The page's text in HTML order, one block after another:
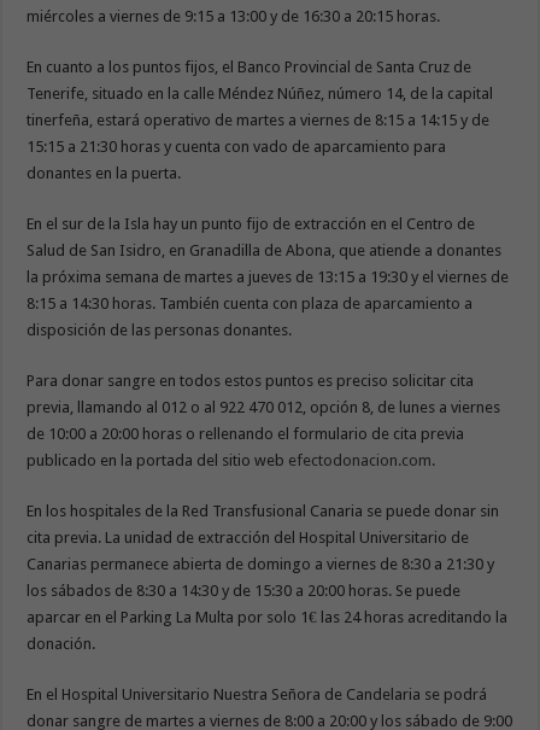
miércoles a viernes de 9:15 a 13:00 y de 16:30 a 20:15 horas.
En cuanto a los puntos fijos, el Banco Provincial de Santa Cruz de
Tenerife, situado en la calle Méndez Núñez, número 14, de la capital
tinerfeña, estará operativo de martes a viernes de 8:15 a 14:15 y de
15:15 a 21:30 horas y cuenta con vado de aparcamiento para
donantes en la puerta.
En el sur de la Isla hay un punto fijo de extracción en el Centro de
Salud de San Isidro, en Granadilla de Abona, que atiende a donantes
la próxima semana de martes a jueves de 13:15 a 19:30 y el viernes de
8:15 a 14:30 horas. También cuenta con plaza de aparcamiento a
disposición de las personas donantes.
Para donar sangre en todos estos puntos es preciso solicitar cita
previa, llamando al 012 o al 922 470 012, opción 8, de lunes a viernes
de 10:00 a 20:00 horas o rellenando el formulario de cita previa
publicado en la portada del sitio web efectodonacion.com.
En los hospitales de la Red Transfusional Canaria se puede donar sin
cita previa. La unidad de extracción del Hospital Universitario de
Canarias permanece abierta de domingo a viernes de 8:30 a 21:30 y
los sábados de 8:30 a 14:30 y de 15:30 a 20:00 horas. Se puede
aparcar en el Parking La Multa por solo 1€ las 24 horas acreditando la
donación.
En el Hospital Universitario Nuestra Señora de Candelaria se podrá
donar sangre de martes a viernes de 8:00 a 20:00 y los sábado de 9:00